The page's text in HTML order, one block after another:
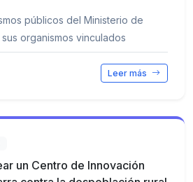
públicos del Ministerio de
organismos vinculados
Leer más
un Centro de Innovación